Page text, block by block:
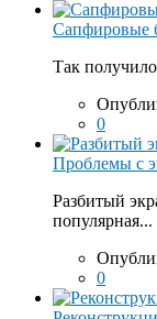
Сапфировые
Так
0
Проблемы с
Разбитый
популярная...
0